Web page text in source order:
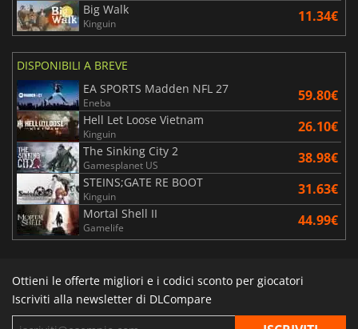
Big Walk
Kinguin 11.34€
DISPONIBILI A BREVE
EA SPORTS Madden NFL 27
Eneba 59.80€
Hell Let Loose Vietnam
Kinguin 26.10€
The Sinking City 2
Gamesplanet US 38.98€
STEINS;GATE RE BOOT
Kinguin 31.63€
Mortal Shell II
Gamelife 44.99€
Ottieni le offerte migliori e i codici sconto per giocatori
Iscriviti alla newsletter di DLCompare